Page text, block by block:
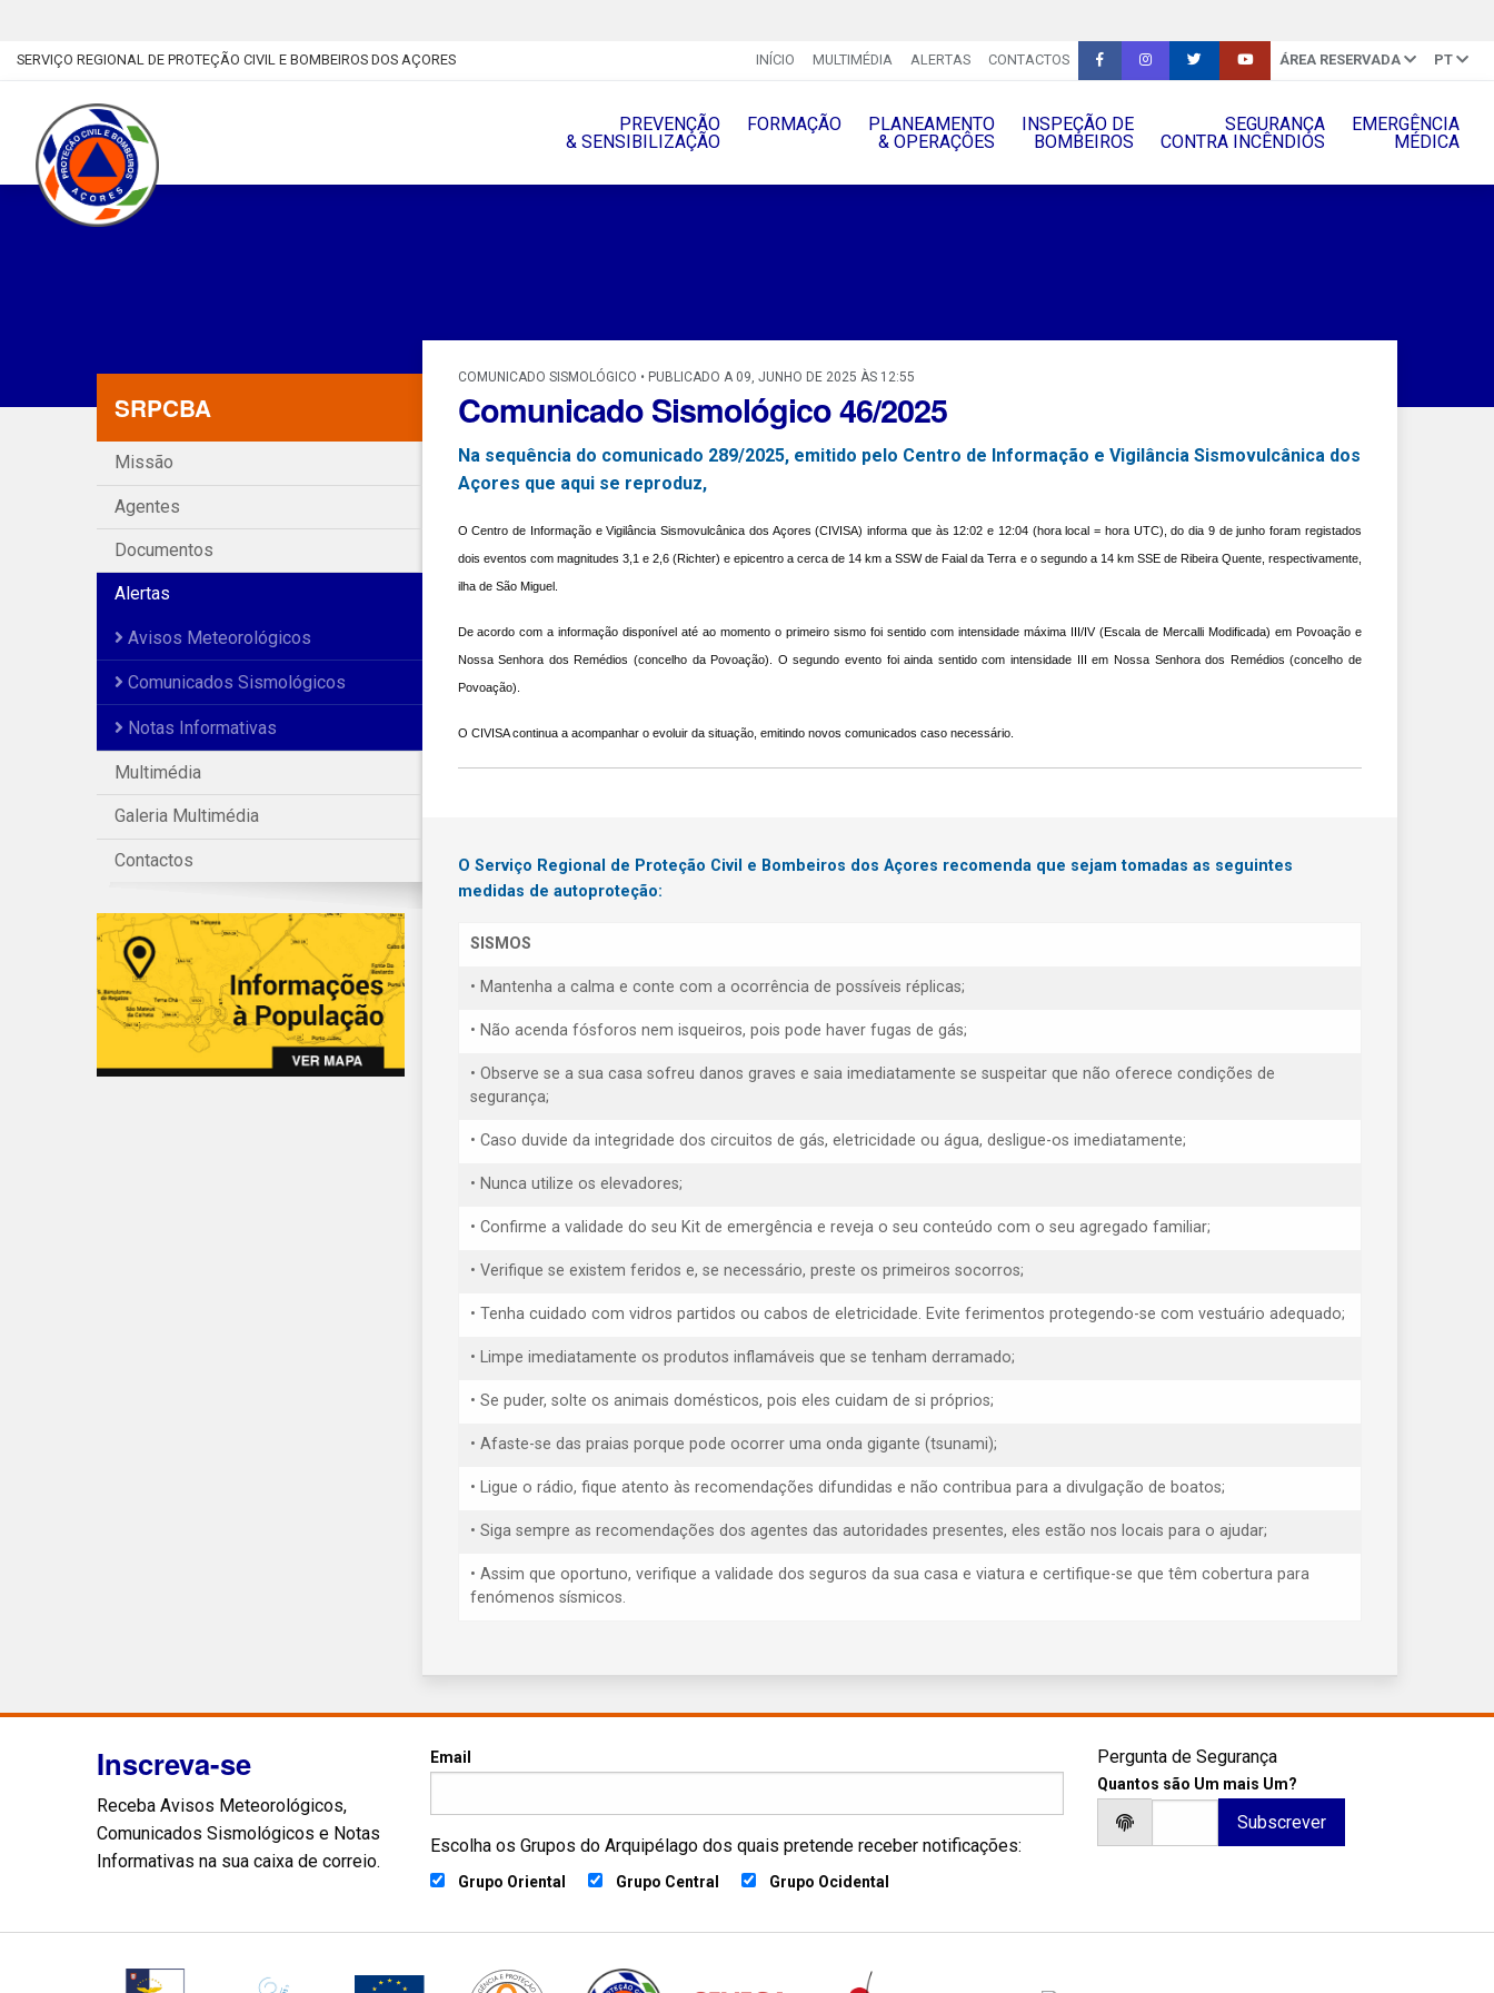
SERVIÇO REGIONAL DE PROTEÇÃO CIVIL E BOMBEIROS DOS AÇORES INÍCIO MULTIMÉDIA ALERTAS CONTACTOS ÁREA RESERVADA PT
PREVENÇÃO
& SENSIBILIZAÇÃO
FORMAÇÃO
PLANEAMENTO
& OPERAÇÔES
INSPEÇÃO DE
BOMBEIROS
SEGURANÇA
CONTRA INCÊNDIOS
EMERGÊNCIA
MÉDICA
SRPCBA
Missão
Agentes
Documentos
Alertas
Avisos Meteorológicos
Comunicados Sismológicos
Notas Informativas
Multimédia
Galeria Multimédia
Contactos
COMUNICADO SISMOLÓGICO • PUBLICADO A 09, JUNHO DE 2025 ÀS 12:55
Comunicado Sismológico 46/2025
Na sequência do comunicado 289/2025, emitido pelo Centro de Informação e Vigilância Sismovulcânica dos
Açores que aqui se reproduz,
O Centro de Informação e Vigilância Sismovulcânica dos Açores (CIVISA) informa que às 12:02 e 12:04 (hora local = hora UTC), do dia 9 de junho foram registados
dois eventos com magnitudes 3,1 e 2,6 (Richter) e epicentro a cerca de 14 km a SSW de Faial da Terra e o segundo a 14 km SSE de Ribeira Quente, respectivamente,
ilha de São Miguel.
De acordo com a informação disponível até ao momento o primeiro sismo foi sentido com intensidade máxima III/IV (Escala de Mercalli Modificada) em Povoação e
Nossa Senhora dos Remédios (concelho da Povoação). O segundo evento foi ainda sentido com intensidade III em Nossa Senhora dos Remédios (concelho de
Povoação)
O CIVISA continua a acompanhar o evoluir da situação, emitindo novos comunicados caso necessário.
O Serviço Regional de Proteção Civil e Bombeiros dos Açores recomenda que sejam tomadas as seguintes
medidas de autoproteção:
SISMOS
• Mantenha a calma e conte com a ocorrência de possíveis réplicas;
• Não acenda fósforos nem isqueiros, pois pode haver fugas de gás;
• Observe se a sua casa sofreu danos graves e saia imediatamente se suspeitar que não oferece condições de
segurança;
• Caso duvide da integridade dos circuitos de gás, eletricidade ou água, desligue-os imediatamente;
• Nunca utilize os elevadores;
• Confirme a validade do seu Kit de emergência e reveja o seu conteúdo com o seu agregado familiar;
• Verifique se existem feridos e, se necessário, preste os primeiros socorros;
• Tenha cuidado com vidros partidos ou cabos de eletricidade. Evite ferimentos protegendo-se com vestuário adequado;
• Limpe imediatamente os produtos inflamáveis que se tenham derramado;
• Se puder, solte os animais domésticos, pois eles cuidam de si próprios;
• Afaste-se das praias porque pode ocorrer uma onda gigante (tsunami);
• Ligue o rádio, fique atento às recomendações difundidas e não contribua para a divulgação de boatos;
• Siga sempre as recomendações dos agentes das autoridades presentes, eles estão nos locais para o ajudar;
• Assim que oportuno, verifique a validade dos seguros da sua casa e viatura e certifique-se que têm cobertura para
fenómenos sísmicos.
Inscreva-se
Receba Avisos Meteorológicos,
Comunicados Sismológicos e Notas
Informativas na sua caixa de correio.
Email
Escolha os Grupos do Arquipélago dos quais pretende receber notificações:
Grupo Oriental Grupo Central Grupo Ocidental
Pergunta de Segurança
Quantos são Um mais Um?